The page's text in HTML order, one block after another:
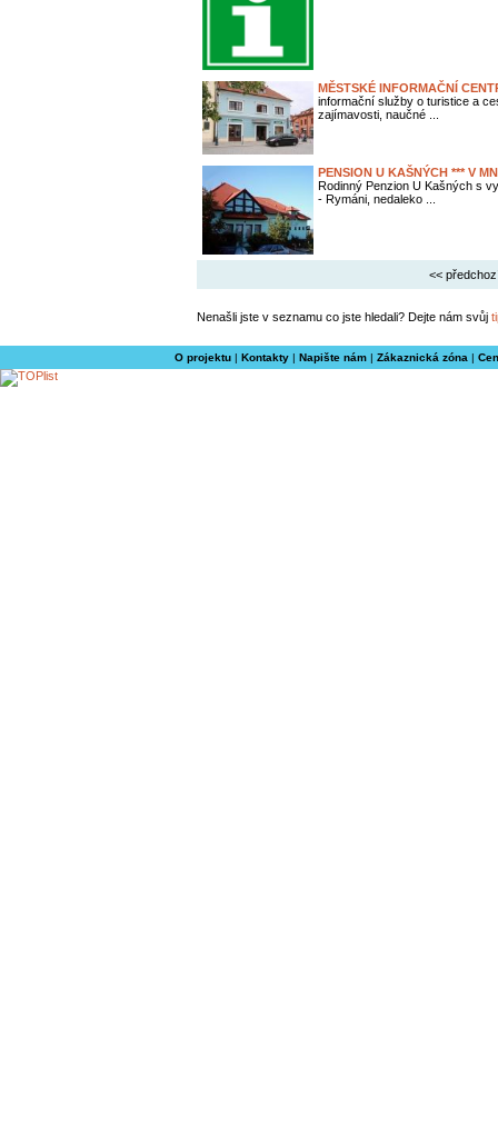
MĚSTSKÉ INFORMAČNÍ
informační služby o turistice a
zajímavosti, naučné ...
PENSION U KAŠNÝCH *** V
Rodinný Penzion U Kašných s
- Rymáni, nedaleko ...
<<
Nenašli jste v seznamu co jste hledali? Dejte nám svůj
O projektu| Kontakty| Napište nám| Zákaznická zóna |